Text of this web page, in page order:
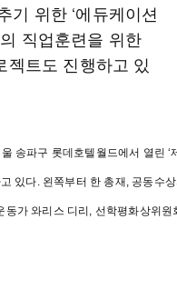
기 위한 ‘에듀케이션
직업훈련을 위한
젝트도 진행하고 있
송파구 롯데호텔월드에서 열린 ‘
있다. 왼쪽부터 한 총재, 공동수
가 와리스 디리, 선학평화상위원